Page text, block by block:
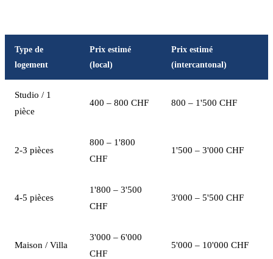
Type de
logement
Prix estimé
(local)
Prix estimé
(intercantonal)
Studio / 1
pièce
400 – 800 CHF 800 – 1'500 CHF
2-3 pièces
800 – 1'800
CHF
1'500 – 3'000 CHF
4-5 pièces
1'800 – 3'500
CHF
3'000 – 5'500 CHF
Maison / Villa
3'000 – 6'000
CHF
5'000 – 10'000 CHF